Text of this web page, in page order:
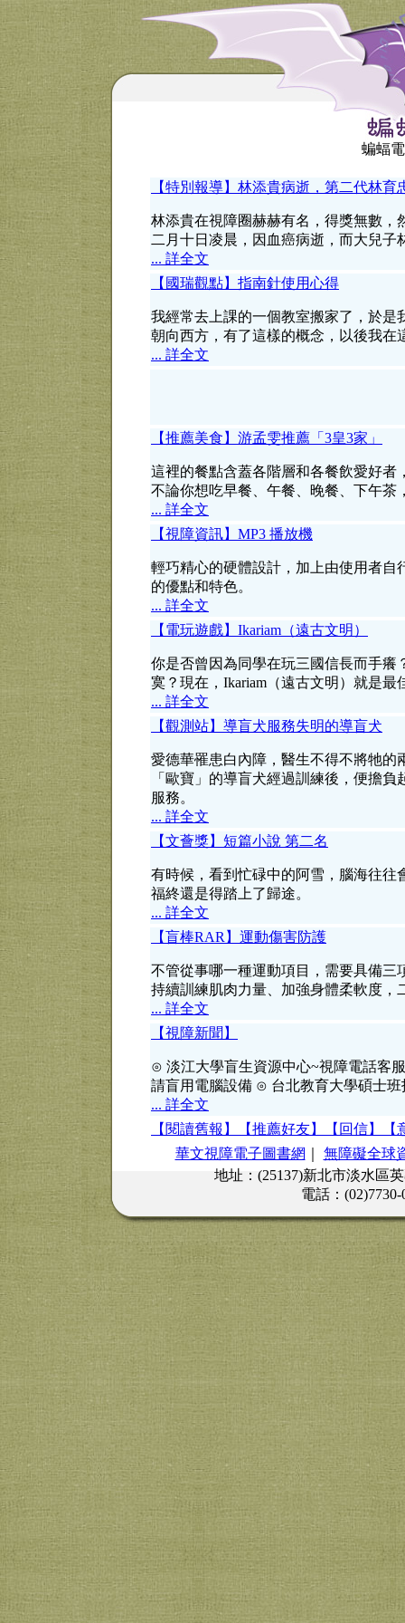
蝙蝠
【特別報導】林添貴病逝，第二代林育
林添貴在視障圈赫赫有名，得獎無數
二月十日凌晨，因血癌病逝，而大兒子
... 詳全文
【國瑞觀點】指南針使用心得
我經常去上課的一個教室搬家了，於
朝向西方，有了這樣的概念，以後我在
... 詳全文
【推薦美食】游孟雯推薦「3皇3家」
這裡的餐點含蓋各階層和各餐飲愛好
不論你想吃早餐、午餐、晚餐、下午
... 詳全文
【視障資訊】MP3 播放機
輕巧精心的硬體設計，加上由使用者
的優點和特色。
... 詳全文
【電玩遊戲】Ikariam（遠古文明）
你是否曾因為同學在玩三國信長而手
寞？現在，Ikariam（遠古文明）就是最
... 詳全文
【觀測站】導盲犬服務失明的導盲犬
愛德華罹患白內障，醫生不得不將牠
「歐寶」的導盲犬經過訓練後，便擔
服務。
... 詳全文
【文薈獎】短篇小說 第二名
有時候，看到忙碌中的阿雪，腦海往
福終還是得踏上了歸途。
... 詳全文
【盲棒RAR】運動傷害防護
不管從事哪一種運動項目，需要具備
持續訓練肌肉力量、加強身體柔軟度
... 詳全文
【視障新聞】
⊙ 淡江大學盲生資源中心~視障電話客
請盲用電腦設備 ⊙ 台北教育大學碩士
... 詳全文
【閱讀舊報】
【推薦好友】 【回信】
華文視障電子圖書網
無障礙全球
地址：(25137)新北市淡水區
電話：